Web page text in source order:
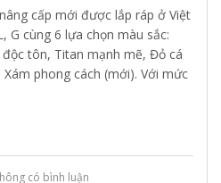
cấp mới được lắp ráp ở Việt
G cùng 6 lựa chọn màu sắc:
tôn, Titan mạnh mẽ, Đỏ cá
phong cách (mới). Với mức
có bình luận